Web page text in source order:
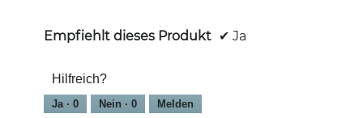
g
f
n
Empfiehlt dieses Produkt ✔ Ja
Hilfreich?
Ja · 0 Nein · 0 Melden